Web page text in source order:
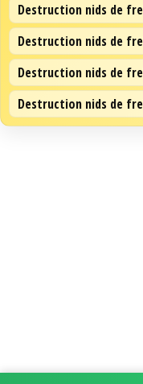
Destruction nids de
Destruction nids de
Destruction nids de
Destruction nids de